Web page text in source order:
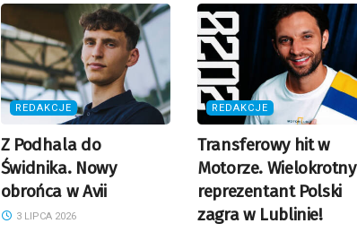
REDAKCJE
Z Podhala do
Świdnika. Nowy
obrońca w Avii
3 LIPCA 2026
REDAKCJE
Transferowy hit w
Motorze. Wielokrotny
reprezentant Polski
zagra w Lublinie!